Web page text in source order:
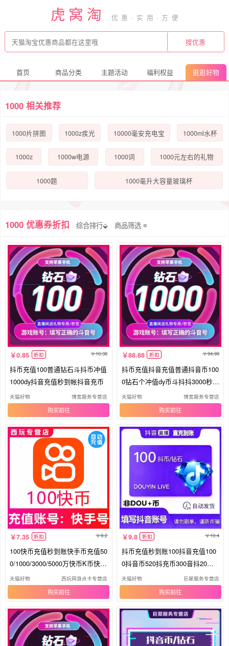
虎窝淘
首页 商品分类 主题活动 福利权益 逛逛好物
1000 相关推荐
1000片拼图 1000z疾光 10000毫安充电宝 1000ml水杯
1000z 1000w电源 1000词 1000元左右的礼物
1000题 1000毫升大容量玻璃杯
1000 优惠券折扣 综合排行⬙ 商品筛选
0.85 折扣 10.38
抖币充值100普通钻石斗抖币冲值
1000dy抖音充值秒到帐抖音充币
天猫好物 博宽服务专营店
购买
88.88 折扣 94.99
抖币充值抖音充值普通抖音币100
0钻石个冲值dy币斗抖抖3000秒到
账
天猫好物 博宽服务专营店
购买
7.35 折扣 8.2
100快币充值秒到账快手币充值50
0/1000/3000/5000万快币K币快s
币
天猫好物 西玩网游点卡专营店
购买
9.8 折扣 10.4
抖币充值秒到账100抖音充值100
0抖音币520抖充币300音抖20万
钻石
天猫好物 巨犀服务专营店
购买